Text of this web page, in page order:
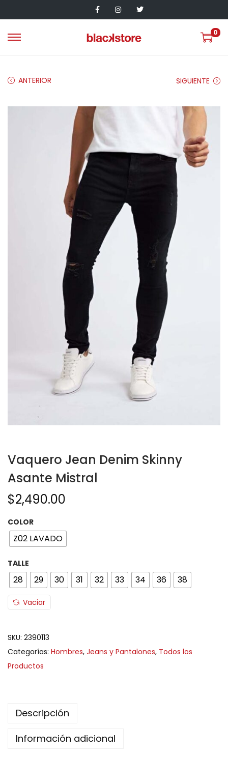
0
ANTERIOR SIGUIENTE
Vaquero Jean Denim Skinny
Asante Mistral
$2,490.00
COLOR
Z02 LAVADO
TALLE
28 29 30 31 32 33 34 36 38
Vaciar
SKU: 2390113
Categorías: Hombres, Jeans y Pantalones, Todos los
Productos
Descripción
Información adicional